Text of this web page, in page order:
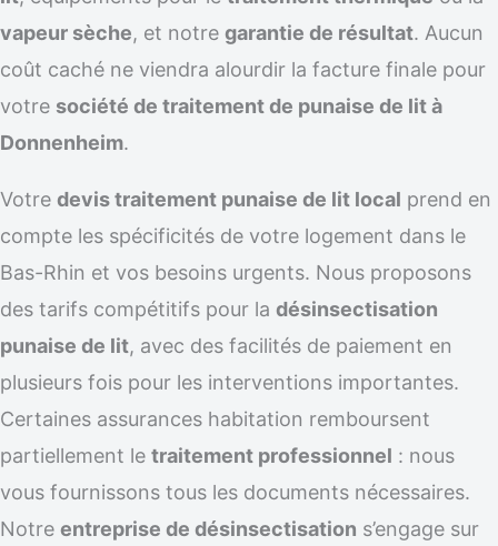
vapeur sèche, et notre garantie de résultat. Aucun
coût caché ne viendra alourdir la facture finale pour
votre société de traitement de punaise de lit à
Donnenheim.
Votre devis traitement punaise de lit local prend en
compte les spécificités de votre logement dans le
Bas-Rhin et vos besoins urgents. Nous proposons
des tarifs compétitifs pour la désinsectisation
punaise de lit, avec des facilités de paiement en
plusieurs fois pour les interventions importantes.
Certaines assurances habitation remboursent
partiellement le traitement professionnel : nous
vous fournissons tous les documents nécessaires.
Notre entreprise de désinsectisation s’engage sur